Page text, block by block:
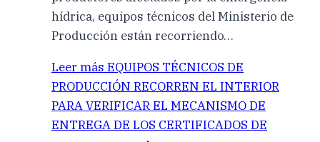
hídrica, equipos técnicos del Ministerio de
Producción están recorriendo…
Leer más EQUIPOS TÉCNICOS DE
PRODUCCIÓN RECORREN EL INTERIOR
PARA VERIFICAR EL MECANISMO DE
ENTREGA DE LOS CERTIFICADOS DE